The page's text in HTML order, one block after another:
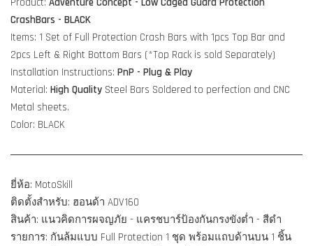
CrashBars - BLACK
Items: 1 Set of Full Protection Crash Bars with 1pcs Top Bar and
2pcs Left & Right Bottom Bars (*Top Rack is sold Separately)
Installation Instructions: PnP - Plug & Play
Material: High Quality Steel Bars Soldered to perfection and CNC
Metal sheets.
Color: BLACK
ยี่ห้อ: MotoSkill
ติดตั้งสำหรับ: ฮอนด้า ADV160
สินค้า: แนวคิดการผจญภัย - แครชบาร์ป้องกันกรงขังต่ำ - สีดำ
รายการ: กันล้มแบบ Full Protection 1 ชุด พร้อมแถบด้านบน 1 ชิ้น